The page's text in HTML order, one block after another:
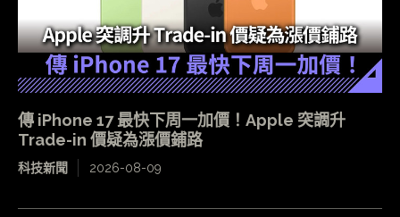
傳 iPhone 17 最快下周一加價！Apple 突調升
Trade-in 價疑為漲價鋪路
科技新聞 2026-08-09